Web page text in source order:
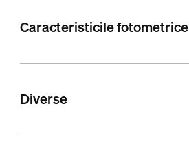
Caracteristicile fotometrice
Diverse